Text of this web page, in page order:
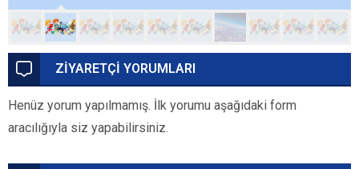
ZİYARETÇİ YORUMLARI
Henüz yorum yapılmamış. İlk yorumu aşağıdaki form
aracılığıyla siz yapabilirsiniz.